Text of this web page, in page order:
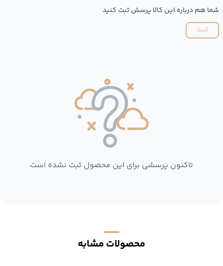
شما هم درباره این کالا پرسش ثبت کنید
ثبت
تاکنون پرسشی برای این محصول ثبت نشده است
محصولات مشابه